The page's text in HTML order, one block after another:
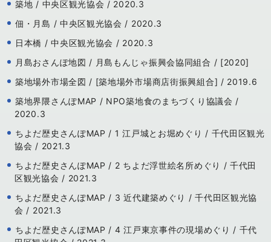
築地 / 中央区観光協会 / 2020.3
佃・月島 / 中央区観光協会 / 2020.3
日本橋 / 中央区観光協会 / 2020.3
月島おさんぽ地図 / 月島もんじゃ振興会協同組合 / [2020]
築地場外市場全図 / [築地場外市場商店街振興組合] / 2019.6
築地界隈さんぽMAP / NPO築地食のまちづくり協議会 /
2020.3
ちよだ歴史さんぽMAP / 1 江戸城とお堀めぐり / 千代田区観光
協会 / 2021.3
ちよだ歴史さんぽMAP / 2 ちよだ浮世絵名所めぐり / 千代田
区観光協会 / 2021.3
ちよだ歴史さんぽMAP / 3 近代建築めぐり / 千代田区観光協
会 / 2021.3
ちよだ歴史さんぽMAP / 4 江戸東京事件の現場めぐり / 千代